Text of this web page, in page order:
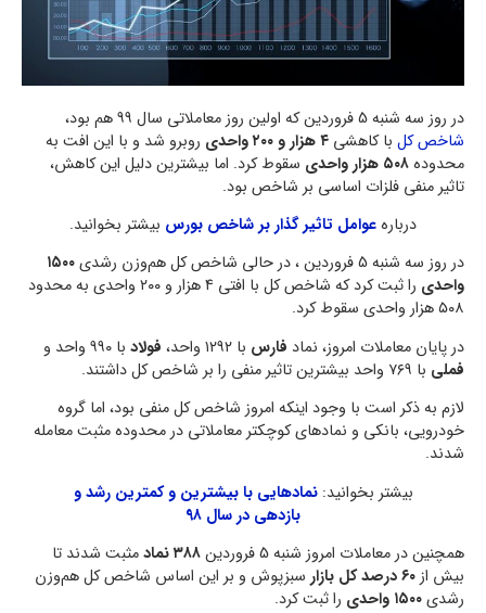
در روز سه شنبه 5 فروردین که اولین روز معاملاتی سال ۹۹ هم بود،
شاخص کل با کاهشی
روبرو شد و با این افت به
محدوده
سقوط کرد. اما بیشترین دلیل این کاهش،
تاثیر منفی فلزات اساسی بر شاخص بود.
دربارهعوامل تاثیر گذار بر شاخص بورس بیشتر بخوانید.
در روز سه شنبه 5 فروردین ، در حالی شاخص کل هم‌وزن رشدی
۱۵۰۰
واحدی
را ثبت کرد که شاخص کل با افتی ۴ هزار و ۲۰۰ واحدی به محدود
۵۰۸ هزار واحدی سقوط کرد.
در پایان معاملات امروز، نماد فارس با ۱۲۹۲ واحد، فولاد با ۹۹۰ واحد و
فملی با ۷۶۹ واحد بیشترین تاثیر منفی را بر شاخص کل داشتند.
لازم به ذکر است با وجود اینکه امروز شاخص کل منفی بود، اما گروه
خودرویی، بانکی و نمادهای کوچکتر معاملاتی در محدوده مثبت معامله
شدند.
بیشتر بخوانید:نمادهایی با بیشترین و کمترین رشد و
بازدهی در سال ۹۸
همچنین در معاملات امروز شنبه 5 فروردین
۳۸۸ نماد
مثبت شدند تا
بیش از۶۰ درصد کل بازار
سبزپوش و بر این اساس شاخص کل هم‌وزن
رشدی
را ثبت کرد.